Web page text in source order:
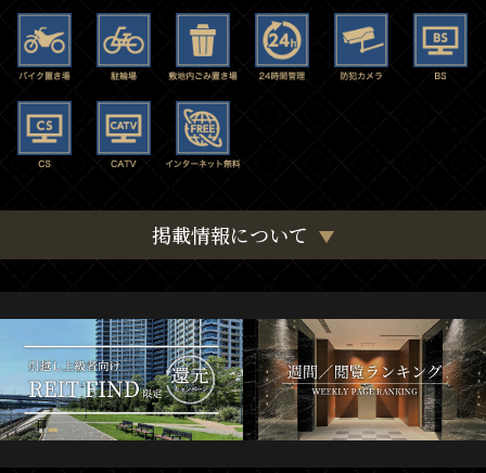
掲載情報について